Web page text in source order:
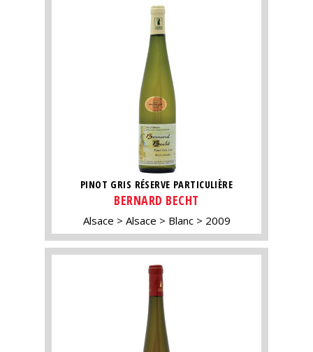
PINOT GRIS RÉSERVE PARTICULIÈRE
BERNARD BECHT
Alsace Alsace Blanc 2009